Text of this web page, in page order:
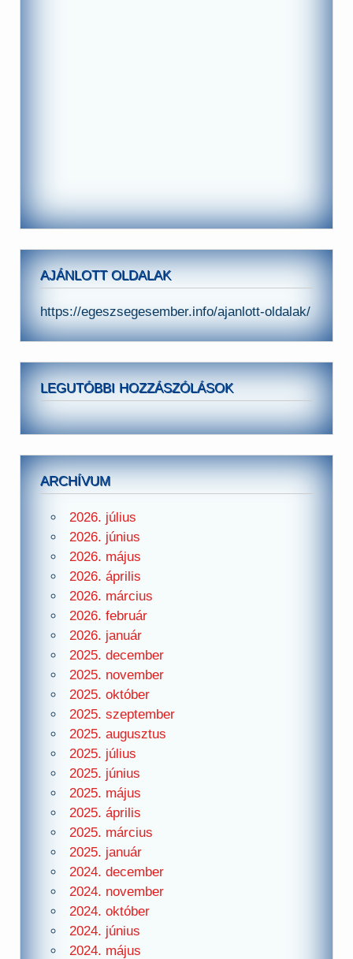
AJÁNLOTT OLDALAK
https://egeszsegesember.info/ajanlott-oldalak/
LEGUTÓBBI HOZZÁSZÓLÁSOK
ARCHÍVUM
2026. július
2026. június
2026. május
2026. április
2026. március
2026. február
2026. január
2025. december
2025. november
2025. október
2025. szeptember
2025. augusztus
2025. július
2025. június
2025. május
2025. április
2025. március
2025. január
2024. december
2024. november
2024. október
2024. június
2024. május